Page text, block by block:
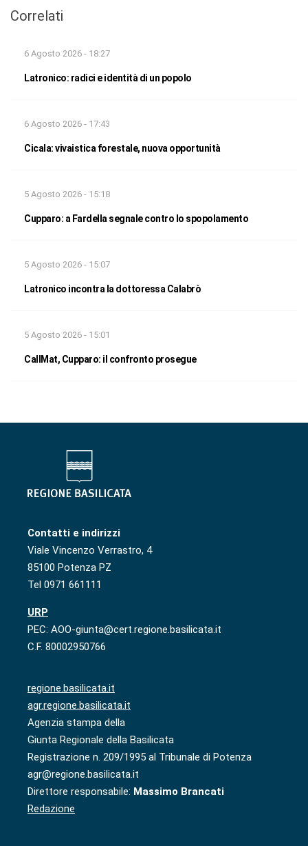
Correlati
6 Agosto 2026 - 18:27
Latronico: radici e identità di un popolo
6 Agosto 2026 - 17:43
Cicala: vivaistica forestale, nuova opportunità
5 Agosto 2026 - 15:18
Cupparo: a Fardella segnale contro lo spopolamento
5 Agosto 2026 - 15:07
Latronico incontra la dottoressa Calabrò
5 Agosto 2026 - 15:01
CallMat, Cupparo: il confronto prosegue
Contatti e indirizzi
Viale Vincenzo Verrastro, 4
85100 Potenza PZ
Tel 0971 661111
URP
PEC: AOO-giunta@cert.regione.basilicata.it
C.F. 80002950766
regione.basilicata.it
agr.regione.basilicata.it
Agenzia stampa della
Giunta Regionale della Basilicata
Registrazione n. 209/1995 al Tribunale di Potenza
agr@regione.basilicata.it
Direttore responsabile: Massimo Brancati
Redazione